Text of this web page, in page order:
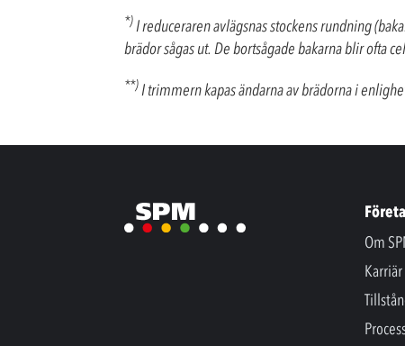
*)I reduceraren avlägsnas stockens rundning
brädor sågas ut. De bortsågade bakarna blir ofta
**)I trimmern kapas ändarna av brädorna i
Om
Karriär